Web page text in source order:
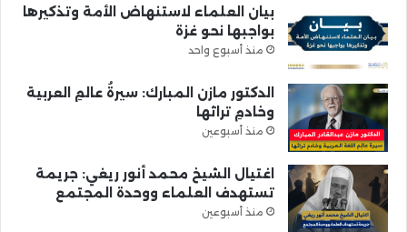
بيان العلماء لاستنهاض الأمة وتذكيرها
بواجبها نحو غزة
منذ أسبوع واحد
الدكتور مازن المبارك: سيرةُ عالمِ العربية
وخادمِ تراثها
منذ أسبوعين
اغتيال الشيخ محمد أنور ريغي: جريمة
تستهدف العلماء ووحدة المجتمع
منذ أسبوعين